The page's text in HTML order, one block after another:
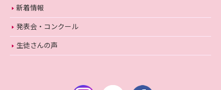
新着情報
発表会・コンクール
生徒さんの声